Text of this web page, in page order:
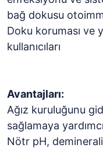
bağ dokusu
Doku koruması ve
kullanıcıları
Avantajları:
Ağız kuruluğunu
sağlamaya
Nötr pH,